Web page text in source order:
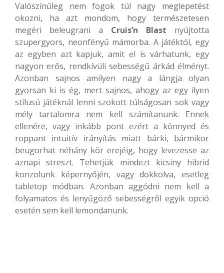
Valószínűleg nem fogok túl nagy meglepetést
okozni, ha azt mondom, hogy természetesen
megéri beleugrani a Cruis’n Blast nyújtotta
szupergyors, neonfényű mámorba. A játéktól, egy
az egyben azt kapjuk, amit el is várhatunk, egy
nagyon erős, rendkívüli sebességű árkád élményt.
Azonban sajnos amilyen nagy a lángja olyan
gyorsan ki is ég, mert sajnos, ahogy az egy ilyen
stílusú játéknál lenni szokott túlságosan sok vagy
mély tartalomra nem kell számítanunk. Ennek
ellenére, vagy inkább pont ezért a könnyed és
roppant intuitív irányítás miatt bárki, bármikor
beugorhat néhány kör erejéig, hogy levezesse az
aznapi streszt. Tehetjük mindezt kicsiny hibrid
konzolunk képernyőjén, vagy dokkolva, esetleg
tabletop módban. Azonban aggódni nem kell a
folyamatos és lenyűgöző sebességről egyik opció
esetén sem kell lemondanunk.